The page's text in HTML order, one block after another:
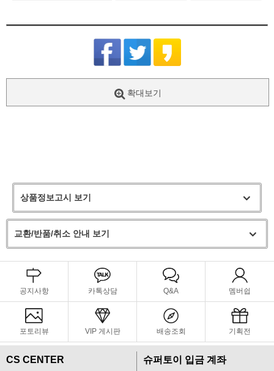
확대보기
상품정보고시 보기
교환/반품/취소 안내 보기
공지사항 카톡상담 Q&A 멤버쉽
포토리뷰 VIP 게시판 배송조회 기획전
CS CENTER 슈퍼토이 입금 계좌